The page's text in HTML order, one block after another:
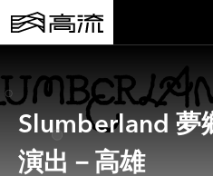
Slumberland 夢
演出－高雄